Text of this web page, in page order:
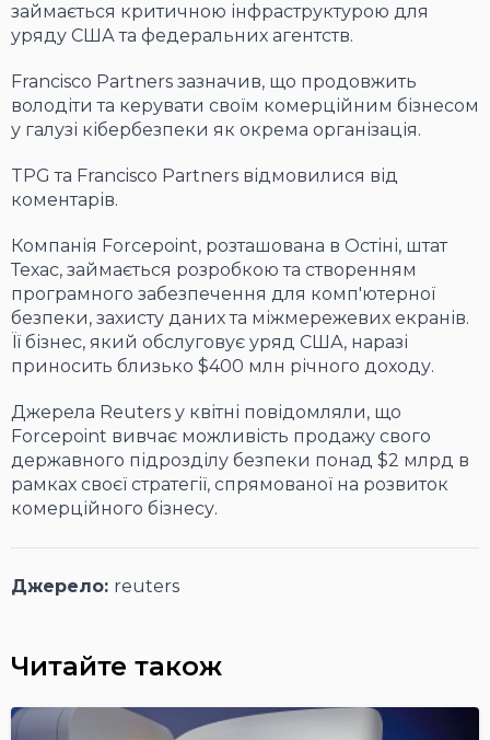
займається критичною інфраструктурою для
уряду США та федеральних агентств.
Francisco Partners зазначив, що продовжить
володіти та керувати своїм комерційним бізнесом
у галузі кібербезпеки як окрема організація.
TPG та Francisco Partners відмовилися від
коментарів.
Компанія Forcepoint, розташована в Остіні, штат
Техас, займається розробкою та створенням
програмного забезпечення для комп'ютерної
безпеки, захисту даних та міжмережевих екранів.
Її бізнес, який обслуговує уряд США, наразі
приносить близько $400 млн річного доходу.
Джерела Reuters у квітні повідомляли, що
Forcepoint вивчає можливість продажу свого
державного підрозділу безпеки понад $2 млрд в
рамках своєї стратегії, спрямованої на розвиток
комерційного бізнесу.
Джерело: reuters
Читайте також